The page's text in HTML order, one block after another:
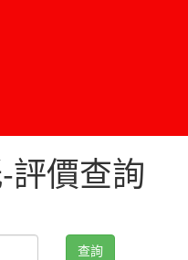
評價查詢
查詢